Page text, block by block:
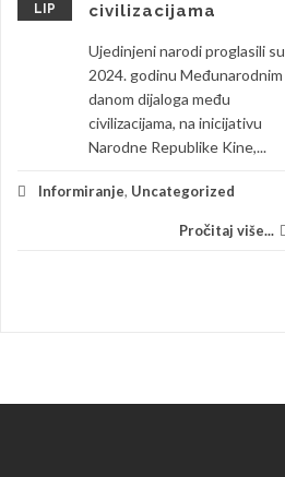
LIP
civilizacijama
Ujedinjeni narodi proglasili su
2024. godinu Međunarodnim
danom dijaloga među
civilizacijama, na inicijativu
Narodne Republike Kine,...
Informiranje, Uncategorized
Pročitaj više...